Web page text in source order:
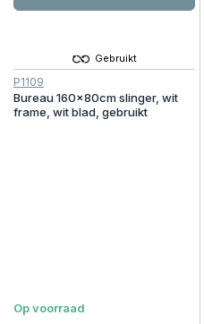
Gebruikt
P1109
Bureau 160x80cm slinger, wit
frame, wit blad, gebruikt
Op voorraad